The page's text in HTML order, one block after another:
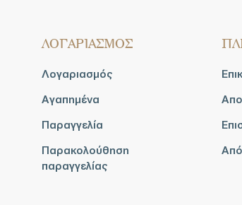
ΛΟΓΑΡΙΑΣΜΟΣ
Λογαριασμός
Αγαπημένα
Παραγγελία
Παρακολούθηση
παραγγελίας